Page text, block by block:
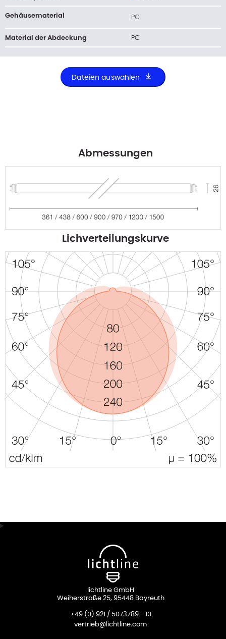
Gehäusematerial PC
Material der Abdeckung PC
Dateien auswählen
Abmessungen
Lichverteilungskurve
lichtline GmbH
Weiherstraße 25, 95448 Bayreuth
+49 (0) 921 / 5073789 - 10
vertrieb@lichtline.com